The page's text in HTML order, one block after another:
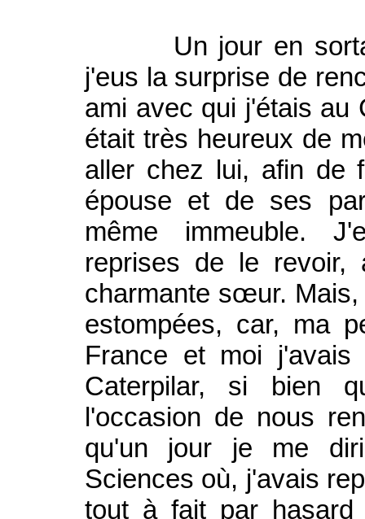
Un jour en sortant
j'eus la surprise de
ami avec qui j'étais au
était très heureux de
aller chez lui, afin de
épouse et de ses
même immeuble.
reprises de le
charmante sœur.
estompées, car, ma
France et moi j'avais
Caterpilar, si bien
l'occasion de nous
qu'un jour je me
Sciences où, j'avais
tout à fait par